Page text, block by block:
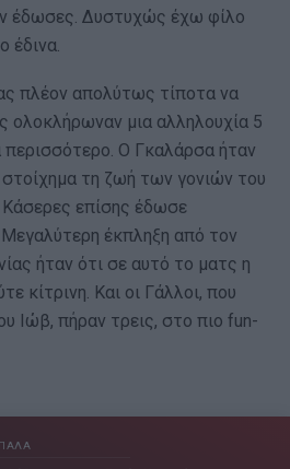
έδωσες. Δυστυχώς έχω φίλο
έδινα.
πλέον απολύτως τίποτα να
ολοκλήρωναν μια αλληλουχία 5
Ο Γκαλάρσα ήταν
στοίχημα τη ζωή των γονιών του
Κάσερες επίσης έδωσε
έκπληξη από τον
ήταν ότι σε αυτό το ματς η
κίτρινη. Και οι Γάλλοι, που
Ιώβ, πήραν τρεις, στο πιο fun-